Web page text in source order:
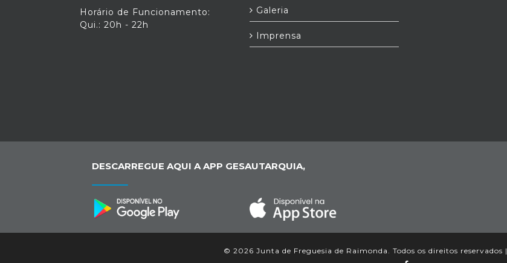
Horário de Funcionamento:
Qui.: 20h - 22h
Galeria
Imprensa
DESCARREGUE AQUI A APP GESAUTARQUIA,
© 2026 Junta de Freguesia de Raimonda. Todos os direitos reservados |